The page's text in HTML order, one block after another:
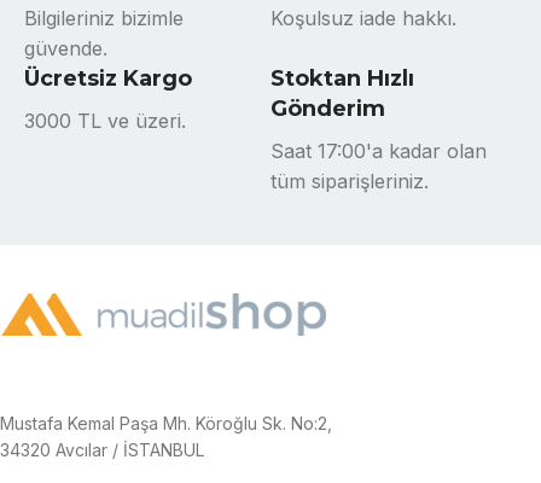
Bilgileriniz bizimle
güvende.
Koşulsuz iade hakkı.
Ücretsiz Kargo
3000 TL ve üzeri.
Stoktan Hızlı
Gönderim
Saat 17:00'a kadar olan
tüm siparişleriniz.
Mustafa Kemal Paşa Mh. Köroğlu Sk. No:2,
34320 Avcılar / İSTANBUL